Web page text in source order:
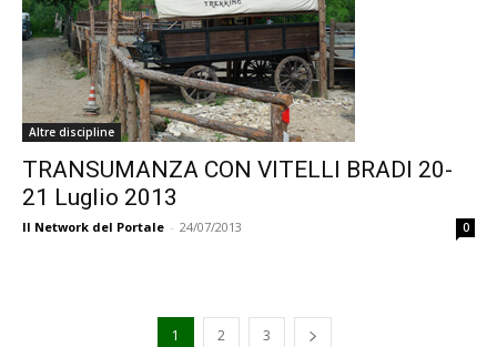
Altre discipline
TRANSUMANZA CON VITELLI BRADI 20-
21 Luglio 2013
Il Network del Portale - 24/07/2013 0
1 2 3